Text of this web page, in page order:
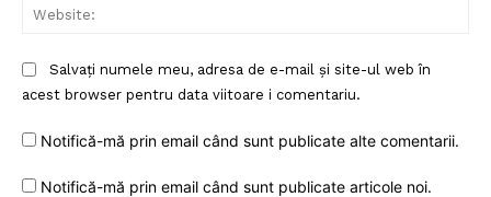
Salvați numele meu, adresa de e-mail și site-ul web în
acest browser pentru data viitoare i comentariu.
Notifică-mă prin email când sunt publicate alte comentarii.
Notifică-mă prin email când sunt publicate articole noi.